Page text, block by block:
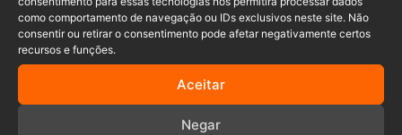
como comportamento de navegação ou IDs exclusivos neste site. Não
consentir ou retirar o consentimento pode afetar negativamente certos
recursos e funções.
Aceitar
Negar
Comentários